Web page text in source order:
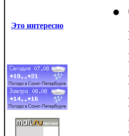
Это интересно